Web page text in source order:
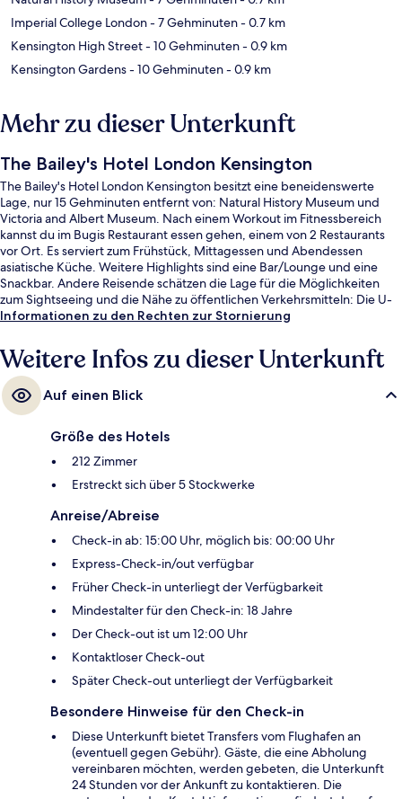
Imperial College London- 7 Gehminuten- 0.7 km
Kensington High Street- 10 Gehminuten- 0.9 km
Kensington Gardens- 10 Gehminuten- 0.9 km
Mehr zu dieser Unterkunft
The Bailey's Hotel London Kensington
The Bailey's Hotel London Kensington besitzt eine beneidenswerte
Lage, nur 15 Gehminuten entfernt von: Natural History Museum und
Victoria and Albert Museum. Nach einem Workout im Fitnessbereich
kannst du im Bugis Restaurant essen gehen, einem von 2 Restaurants
vor Ort. Es serviert zum Frühstück, Mittagessen und Abendessen
asiatische Küche. Weitere Highlights sind eine Bar/Lounge und eine
Snackbar. Andere Reisende schätzen die Lage für die Möglichkeiten
zum Sightseeing und die Nähe zu öffentlichen Verkehrsmitteln: Die U-
Bahn-Station Gloucester Road ist nur wenige Schritte und die U-Bahn-
Informationen zu den Rechten zur Stornierung
Weitere Infos zu dieser Unterkunft
Auf einen Blick
Größe des Hotels
212 Zimmer
Erstreckt sich über 5 Stockwerke
Anreise/Abreise
Check-in ab: 15:00 Uhr, möglich bis: 00:00 Uhr
Express-Check-in/out verfügbar
Früher Check-in unterliegt der Verfügbarkeit
Mindestalter für den Check-in: 18 Jahre
Der Check-out ist um 12:00 Uhr
Kontaktloser Check-out
Später Check-out unterliegt der Verfügbarkeit
Besondere Hinweise für den Check-in
Diese Unterkunft bietet Transfers vom Flughafen an
(eventuell gegen Gebühr). Gäste, die eine Abholung
vereinbaren möchten, werden gebeten, die Unterkunft
24 Stunden vor der Ankunft zu kontaktieren. Die